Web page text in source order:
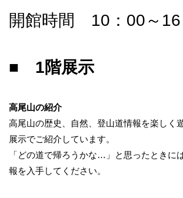
開館時間 10：00～16
■ 1階展示
高尾山の紹介
高尾山の歴史、自然、登山道情報を楽しく
展示でご紹介しています。
「どの道で帰ろうかな…」と思ったときに
報を入手してください。